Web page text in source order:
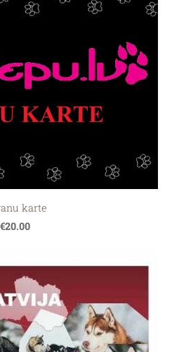
karte
€20.00